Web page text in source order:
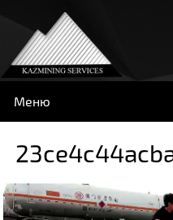
Меню
Видеоплеер